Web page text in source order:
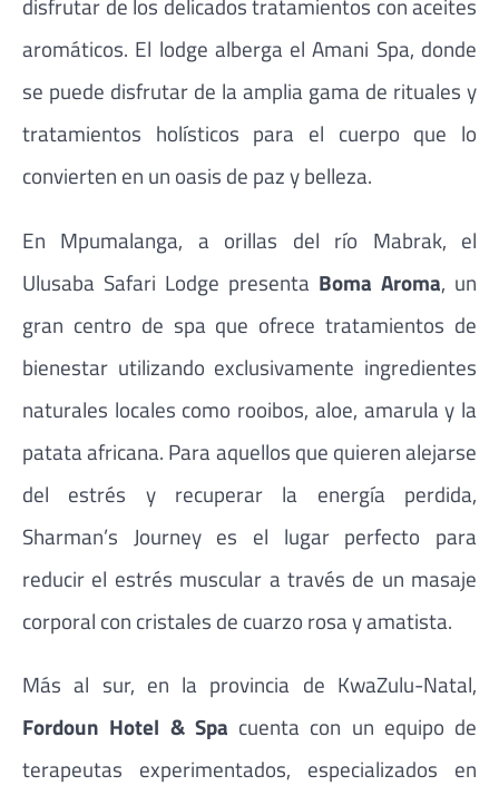
disfrutar de los delicados tratamientos con aceites
aromáticos. El lodge alberga el Amani Spa, donde
se puede disfrutar de la amplia gama de rituales y
tratamientos holísticos para el cuerpo que lo
convierten en un oasis de paz y belleza.
En Mpumalanga, a orillas del río Mabrak, el
Ulusaba Safari Lodge presenta Boma Aroma, un
gran centro de spa que ofrece tratamientos de
bienestar utilizando exclusivamente ingredientes
naturales locales como rooibos, aloe, amarula y la
patata africana. Para aquellos que quieren alejarse
del estrés y recuperar la energía perdida,
Sharman’s Journey es el lugar perfecto para
reducir el estrés muscular a través de un masaje
corporal con cristales de cuarzo rosa y amatista.
Más al sur, en la provincia de KwaZulu-Natal,
Fordoun Hotel & Spa cuenta con un equipo de
terapeutas experimentados, especializados en